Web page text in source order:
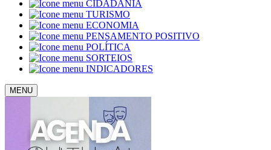
CIDADANIA
TURISMO
ECONOMIA
PENSAMENTO POSITIVO
POLÍTICA
SORTEIOS
INDICADORES
MENU